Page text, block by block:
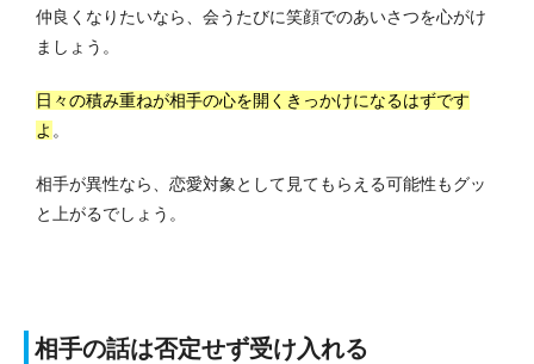
仲良くなりたいなら、会うたびに笑顔でのあいさつを心がけ
ましょう。
日々の積み重ねが相手の心を開くきっかけになるはずです
よ 。
相手が異性なら、恋愛対象として見てもらえる可能性もグッ
と上がるでしょう。
相手の話は否定せず受け入れる